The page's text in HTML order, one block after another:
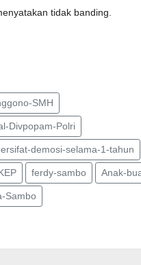
tidak banding.
SMH
Divpopam-Polri
demosi-selama-1-tahun
ferdy-sambo Anak-
Sambo